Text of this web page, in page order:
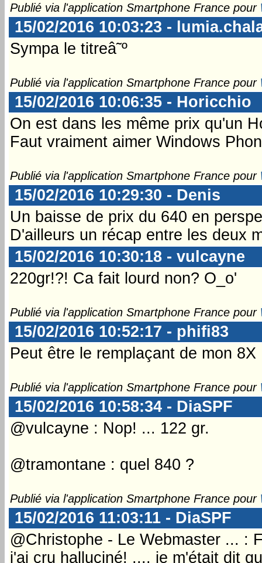
Publié via l'application Smartphone France pour
15/02/2016 10:03:23 -
Sympa le titreâ˜º
Publié via l'application Smartphone France pour
15/02/2016 10:06:35 - Horicchio
On est dans les même prix qu'un
Faut vraiment aimer Windows
Publié via l'application Smartphone France pour
15/02/2016 10:29:30 - Denis
Un baisse de prix du 640 en
D'ailleurs un récap entre les deux
15/02/2016 10:30:18 - vulcayne
220gr!?! Ca fait lourd non? O_o'
Publié via l'application Smartphone France pour
15/02/2016 10:52:17 - phifi83
Peut être le remplaçant de mon 8X
Publié via l'application Smartphone France pour
15/02/2016 10:58:34 - DiaSPF
@vulcayne : Nop! ... 122 gr.
@tramontane : quel 840 ?
Publié via l'application Smartphone France pour
15/02/2016 11:03:11 - DiaSPF
@Christophe - Le Webmaster ... :
j'ai cru halluciné! .... je m'était dit